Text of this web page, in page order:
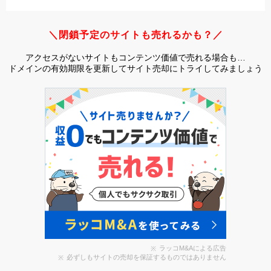
＼閉鎖予定のサイトも売れるかも？／
アクセスがないサイトもコンテンツ価値で売れる場合も…
ドメインの有効期限を更新してサイト売却にトライしてみましょう
ラッコM&Aによる広告
必ずしもサイトの売却を保証するものではありません